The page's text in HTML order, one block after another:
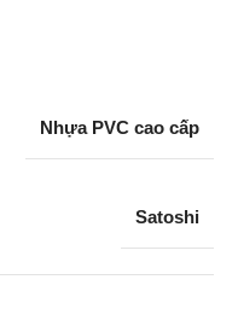
Nhựa PVC cao cấp
Satoshi